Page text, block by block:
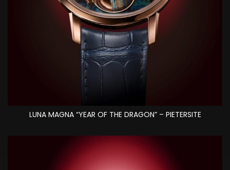
LUNA MAGNA “YEAR OF THE DRAGON” – PIETERSITE